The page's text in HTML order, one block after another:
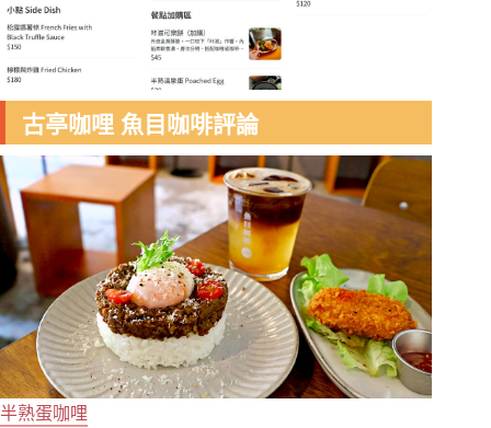
古亭咖哩 魚目咖啡評論
半熟蛋咖哩